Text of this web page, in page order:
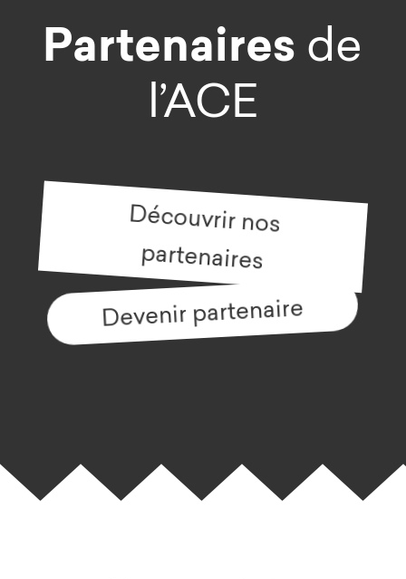
Partenaires de
l’ACE
Découvrir nos
partenaires
Devenir partenaire